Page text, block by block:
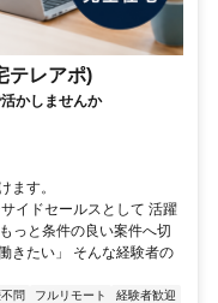
テレアポ)
かしませんか
ます。
イドセールスとして 活躍
っと条件の良い案件へ切
きたい」 そんな経験者の
問 フルリモート
経験者歓迎